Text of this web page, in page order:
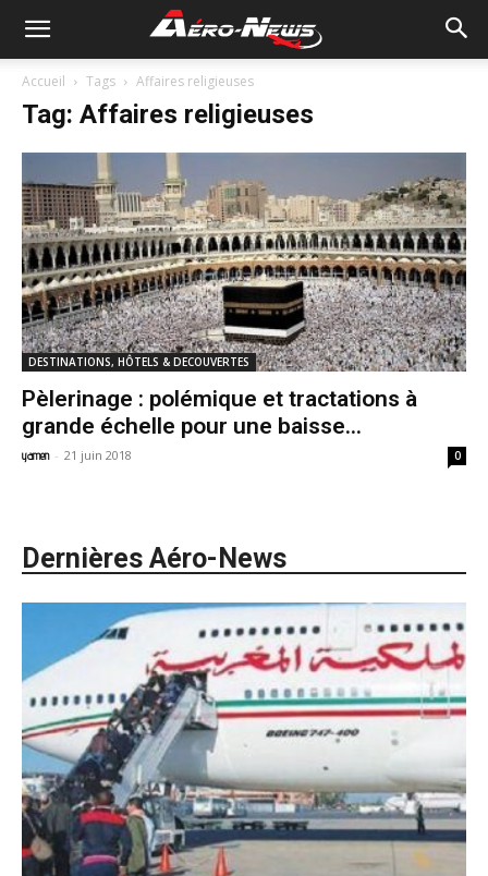
Accueil Tags Affaires religieuses
Tag: Affaires religieuses
DESTINATIONS, HÔTELS & DECOUVERTES
Pèlerinage : polémique et tractations à
grande échelle pour une baisse...
yamen - 21 juin 2018 0
Dernières Aéro-News